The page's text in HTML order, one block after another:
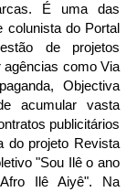
É uma das
do Portal
de projetos
agências como Via
Objectiva
acumular vasta
publicitários
do projeto Revista
"Sou Ilê o ano
Ilê Aiyê". Na